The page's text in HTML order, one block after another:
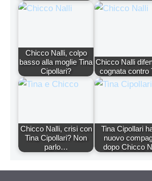
Chicco Nalli, colpo
basso alla moglie Tina
Cipollari?
Chicco Nalli
cognata contro
Chicco Nalli, crisi con
Tina Cipollari? Non
parlo…
Tina Cipollari
nuovo
dopo Chicco